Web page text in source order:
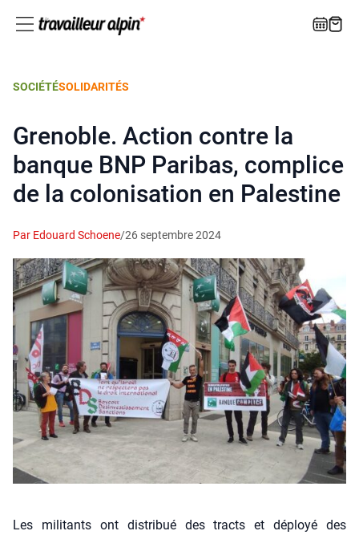
SOCIÉTÉSOLIDARITÉS
Grenoble. Action contre la
banque BNP Paribas, complice
de la colonisation en Palestine
Par Edouard Schoene/26 septembre 2024
Les militants ont distribué des tracts et déployé des